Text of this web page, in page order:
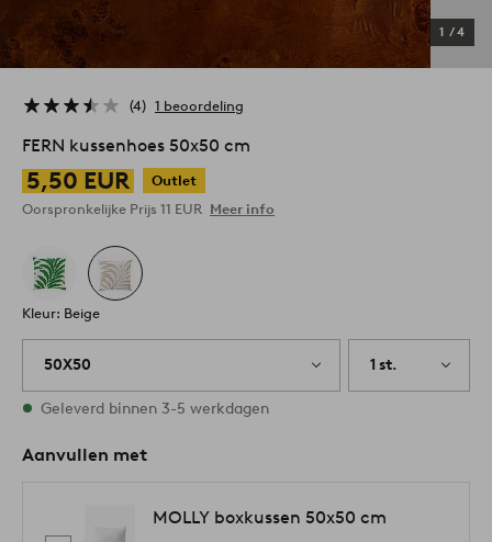
1 /4
4 1 beoordeling
FERN kussenhoes 50x50 cm
5,50 EUR
Outlet
Oorspronkelijke Prijs 11 EUR Meer info
Kleur: Beige
50X50 1 st.
Op voorraad
Geleverd binnen 3-5 werkdagen
Aanvullen met
MOLLY boxkussen 50x50 cm